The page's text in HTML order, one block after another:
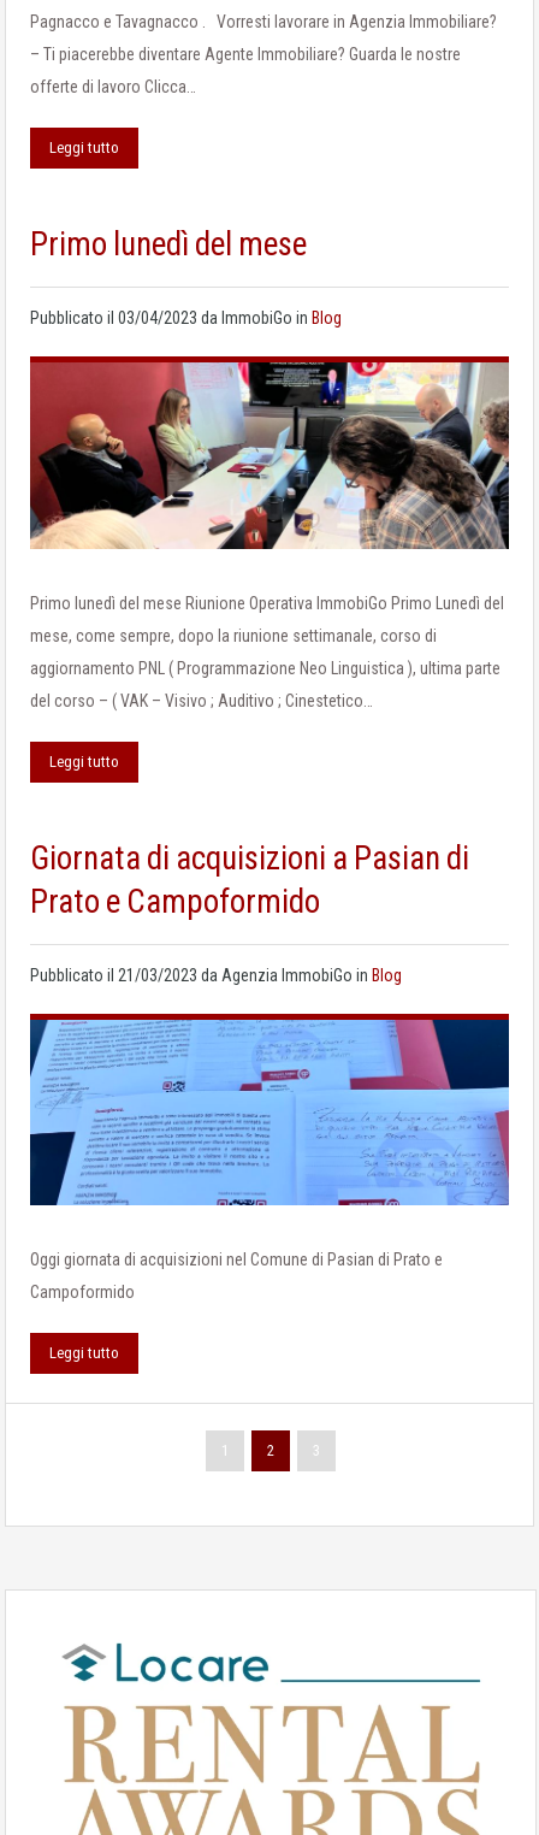
Pagnacco e Tavagnacco . Vorresti lavorare in Agenzia Immobiliare?
– Ti piacerebbe diventare Agente Immobiliare? Guarda le nostre
offerte di lavoro Clicca…
Leggi tutto
Primo lunedì del mese
Pubblicato il 03/04/2023 da ImmobiGo in Blog
Primo lunedì del mese Riunione Operativa ImmobiGo Primo Lunedì del
mese, come sempre, dopo la riunione settimanale, corso di
aggiornamento PNL ( Programmazione Neo Linguistica ), ultima parte
del corso – ( VAK – Visivo ; Auditivo ; Cinestetico…
Leggi tutto
Giornata di acquisizioni a Pasian di
Prato e Campoformido
Pubblicato il 21/03/2023 da Agenzia ImmobiGo in Blog
Oggi giornata di acquisizioni nel Comune di Pasian di Prato e
Campoformido
Leggi tutto
1 2 3